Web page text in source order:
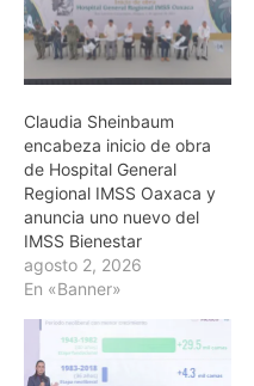
Claudia Sheinbaum
encabeza inicio de obra
de Hospital General
Regional IMSS Oaxaca y
anuncia uno nuevo del
IMSS Bienestar
agosto 2, 2026
En «Banner»